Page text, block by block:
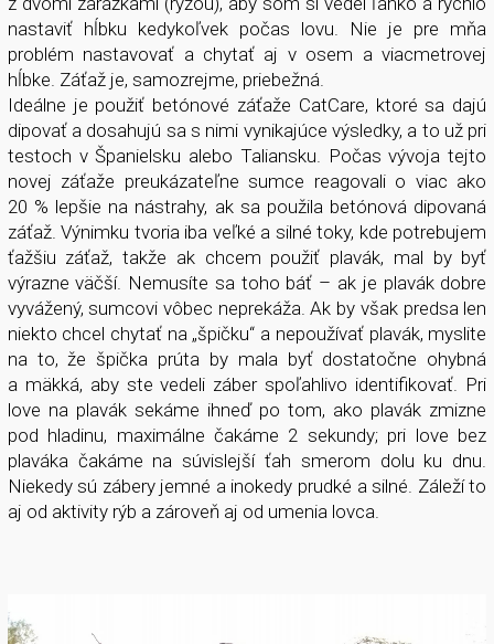
nastaviť hĺbku kedykoľvek počas lovu. Nie je pre mňa
problém nastavovať a chytať aj v osem a viacmetrovej
hĺbke. Záťaž je, samozrejme, priebežná.
Ideálne je použiť betónové záťaže CatCare, ktoré sa dajú
dipovať a dosahujú sa s nimi vynikajúce výsledky, a to už pri
testoch v Španielsku alebo Taliansku. Počas vývoja tejto
novej záťaže preukázateľne sumce reagovali o viac ako
20 % lepšie na nástrahy, ak sa použila betónová dipovaná
záťaž. Výnimku tvoria iba veľké a silné toky, kde potrebujem
ťažšiu záťaž, takže ak chcem použiť plavák, mal by byť
výrazne väčší. Nemusíte sa toho báť – ak je plavák dobre
vyvážený, sumcovi vôbec neprekáža. Ak by však predsa len
niekto chcel chytať na „špičku“ a nepoužívať plavák, myslite
na to, že špička prúta by mala byť dostatočne ohybná
a mäkká, aby ste vedeli záber spoľahlivo identifikovať. Pri
love na plavák sekáme ihneď po tom, ako plavák zmizne
pod hladinu, maximálne čakáme 2 sekundy; pri love bez
plaváka čakáme na súvislejší ťah smerom dolu ku dnu.
Niekedy sú zábery jemné a inokedy prudké a silné. Záleží to
aj od aktivity rýb a zároveň aj od umenia lovca.